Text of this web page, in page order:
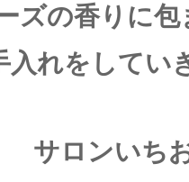
ズの香りに
入れをしてい
サロンいち